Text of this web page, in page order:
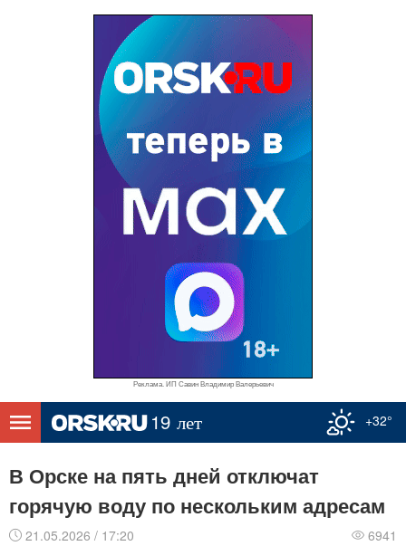
Реклама. ИП Савин Владимир Валерьевич
+32°
В Орске на пять дней отключат
горячую воду по нескольким адресам
21.05.2026 / 17:20 6941